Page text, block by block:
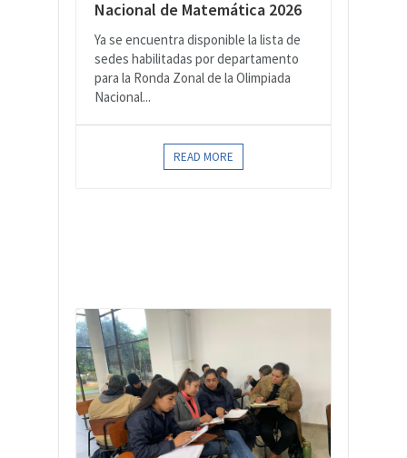
Nacional de Matemática 2026
Ya se encuentra disponible la lista de
sedes habilitadas por departamento
para la Ronda Zonal de la Olimpiada
Nacional...
READ MORE